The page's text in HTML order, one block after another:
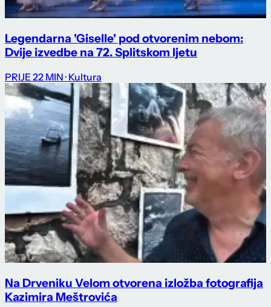
Legendarna 'Giselle' pod otvorenim nebom:
Dvije izvedbe na 72. Splitskom ljetu
PRIJE 22 MIN · Kultura
Na Drveniku Velom otvorena izložba fotografija
Kazimira Meštrovića